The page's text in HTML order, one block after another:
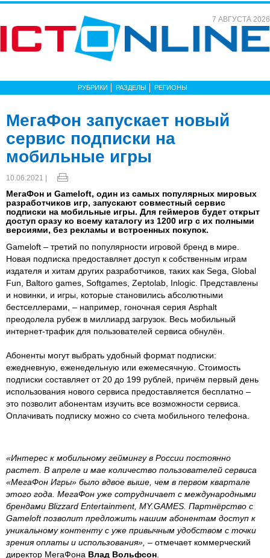
7 АВГУСТА 2026
РУБРИКИ РАЗДЕЛЫ РЕГИОНЫ
МегаФон запускает новый
сервис подписки на
мобильные игры
10.06.2021 |
МегаФон и Gameloft, один из самых популярных мировых
разработчиков игр, запускают совместный сервис
подписки на мобильные игры. Для геймеров будет открыт
доступ сразу ко всему каталогу из 1200 игр с их полными
версиями, без рекламы и встроенных покупок.
Gameloft – третий по популярности игровой бренд в мире.
Новая подписка предоставляет доступ к собственным играм
издателя и хитам других разработчиков, таких как Sega, Global
Fun, Baltoro games, Softgames, Zeptolab, Inlogic. Представлены
и новинки, и игры, которые становились абсолютными
бестселлерами, – например, гоночная серия Asphalt
преодолела рубеж в миллиард загрузок. Весь мобильный
интернет-трафик для пользователей сервиса обнулён.
Абоненты могут выбрать удобный формат подписки:
ежедневную, еженедельную или ежемесячную. Стоимость
подписки составляет от 20 до 199 рублей, причём первый день
использования нового сервиса предоставляется бесплатно –
это позволит абонентам изучить все возможности сервиса.
Оплачивать подписку можно со счета мобильного телефона.
«Интерес к мобильному геймингу в России постоянно
растет. В апреле и мае количество пользователей сервиса
«МегаФон Игры» было вдвое выше, чем в первом квартале
этого года. МегаФон уже сотрудничает с международными
брендами Blizzard Entertainment, MY.GAMES. Партнёрство с
Gameloft позволит предложить нашим абонентам доступ к
уникальному контенту с уже привычным удобством с точки
зрения оплаты и использования», – отмечает коммерческий
директор МегаФона Влад Вольфсон